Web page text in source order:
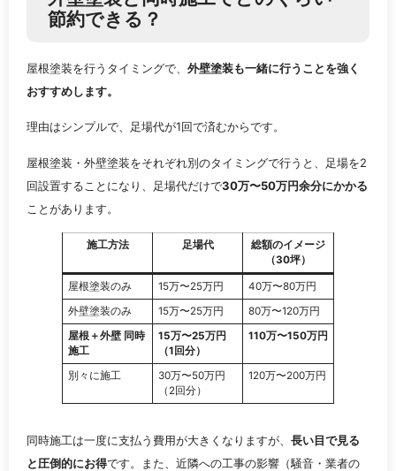
節約できる？
屋根塗装を行うタイミングで、 外壁塗装も一緒に行うことを強く
おすすめします。
理由はシンプルで、足場代が1回で済むからです。
屋根塗装・外壁塗装をそれぞれ別のタイミングで行うと、足場を2
回設置することになり、足場代だけで30万〜50万円余分にかかる
ことがあります。
施工方法 足場代
総額のイメージ
（30坪）
屋根塗装のみ 15万〜25万円
40万〜80万円
外壁塗装のみ
15万〜25万円
80万〜120万円
屋根＋外壁 同時
施工
15万〜25万円
（1回分）
110万〜150万円
別々に施工
30万〜50万円
（2回分）
120万〜200万円
同時施工は一度に支払う費用が大きくなりますが、 長い目で見る
と圧倒的にお得です。また、近隣への工事の影響（騒音・業者の